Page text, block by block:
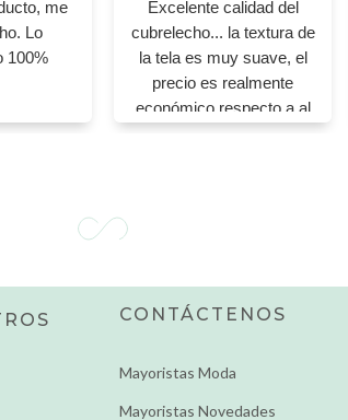
me
Lo
100%
Excelente calidad del
cubrelecho... la textura de
la tela es muy suave, el
precio es realmente
económico respecto a al
calidad, lo recomiendo!
CONTÁCTENOS
Mayoristas Moda
Mayoristas Novedades